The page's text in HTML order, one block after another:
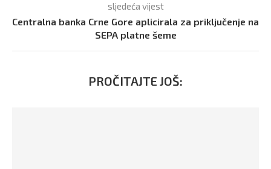
sljedeća vijest
Centralna banka Crne Gore aplicirala za priključenje na
SEPA platne šeme
PROČITAJTE JOŠ: